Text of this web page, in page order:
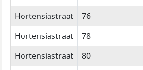
Hortensiastraat
76
Hortensiastraat
78
Hortensiastraat
80